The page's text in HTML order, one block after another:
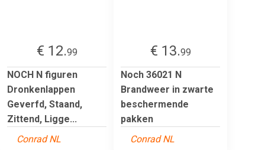
€ 12.99
NOCH N figuren
Dronkenlappen
Geverfd, Staand,
Zittend, Ligge...
Conrad NL
€ 13.99
Noch 36021 N
Brandweer in zwarte
beschermende
pakken
Conrad NL